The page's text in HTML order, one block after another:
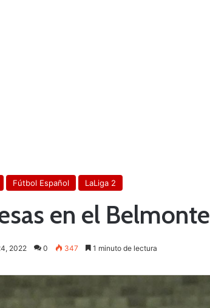
Fútbol Español LaLiga 2
en el Belmonte
2022 0 347 1 minuto de lectura